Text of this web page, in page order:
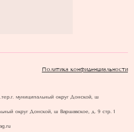
Политика конфиденциальности
муниципальный округ Донской, ш
округ Донской, ш Варшавское, д. 9 стр. 1